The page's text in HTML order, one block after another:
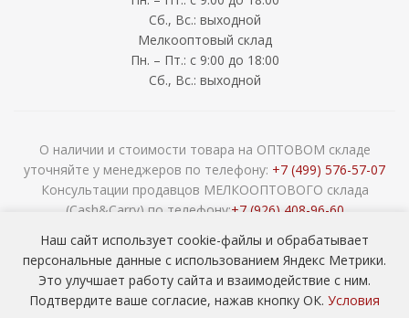
Сб., Вс.: выходной
Мелкооптовый склад
Пн. – Пт.: с 9:00 до 18:00
Сб., Вс.: выходной
О наличии и стоимости товара на ОПТОВОМ складе
уточняйте у менеджеров по телефону: +7 (499) 576-57-07
Консультации продавцов МЕЛКООПТОВОГО склада
(Cash&Carry) по телефону:+7 (926) 408-96-60
сада ОПТОМ
Наш сайт использует cookie-файлы и обрабатывает
персональные данные с использованием Яндекс Метрики.
Это улучшает работу сайта и взаимодействие с ним.
Подтвердите ваше согласие, нажав кнопку ОК. Условия